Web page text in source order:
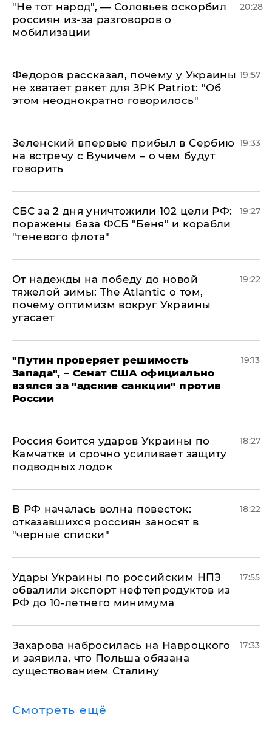
​"Не тот народ", — Соловьев оскорбил
россиян из-за разговоров о
мобилизации
20:28
Федоров рассказал, почему у Украины
не хватает ракет для ЗРК Patriot: "Об
этом неоднократно говорилось"
19:57
Зеленский впервые прибыл в Сербию
на встречу с Вучичем – о чем будут
говорить
19:33
СБС за 2 дня уничтожили 102 цели РФ:
поражены база ФСБ "Беня" и корабли
"теневого флота"
19:27
От надежды на победу до новой
тяжелой зимы: The Atlantic о том,
почему оптимизм вокруг Украины
угасает
19:22
"Путин проверяет решимость
Запада", – Сенат США официально
взялся за "адские санкции" против
России
19:13
Россия боится ударов Украины по
Камчатке и срочно усиливает защиту
подводных лодок
18:27
​В РФ началась волна повесток:
отказавшихся россиян заносят в
"черные списки"
18:22
Удары Украины по российским НПЗ
обвалили экспорт нефтепродуктов из
РФ до 10-летнего минимума
17:55
​Захарова набросилась на Навроцкого
и заявила, что Польша обязана
существованием Сталину
17:33
Смотреть ещё